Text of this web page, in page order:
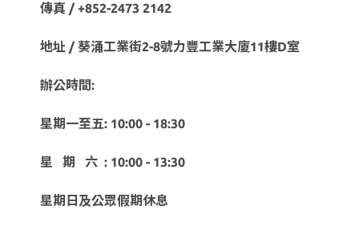
傳真 / +852-2473 2142
地址 / 葵涌工業街2-8號力豐工業大廈11樓D室
辦公時間:
星期一至五: 10:00 - 18:30
星 期 六 : 10:00 - 13:30
星期日及公眾假期休息